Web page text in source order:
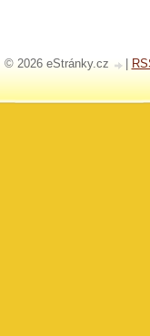
© 2026 eStránky.cz